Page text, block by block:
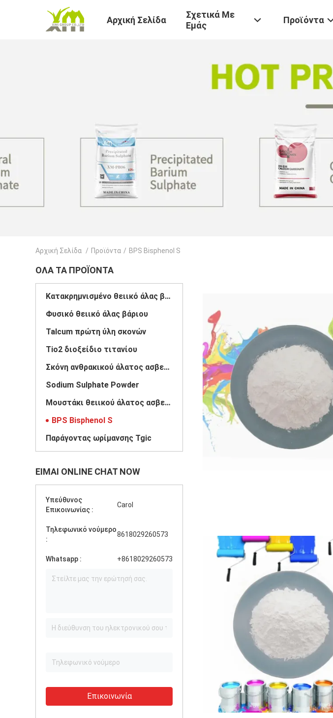
Αρχική Σελίδα
Σχετικά Με
Εμάς
Προϊόντα
Αρχική Σελίδα / Προϊόντα / BPS Bisphenol S
ΌΛΑ ΤΑ ΠΡΟΪΌΝΤΑ
Κατακρημνισμένο θειικό άλας βάριου
Φυσικό θειικό άλας βάριου
Talcum πρώτη ύλη σκονών
Tio2 διοξείδιο τιτανίου
Σκόνη ανθρακικού άλατος ασβεστίου
Sodium Sulphate Powder
Μουστάκι θειικού άλατος ασβεστίου
BPS Bisphenol S
Παράγοντας ωρίμανσης Tgic
ΕΊΜΑΙ ONLINE CHAT NOW
Υπεύθυνος
Επικοινωνίας :
Carol
Τηλεφωνικό νούμερο
:
8618029260573
Whatsapp : +8618029260573
Επικοινωνία